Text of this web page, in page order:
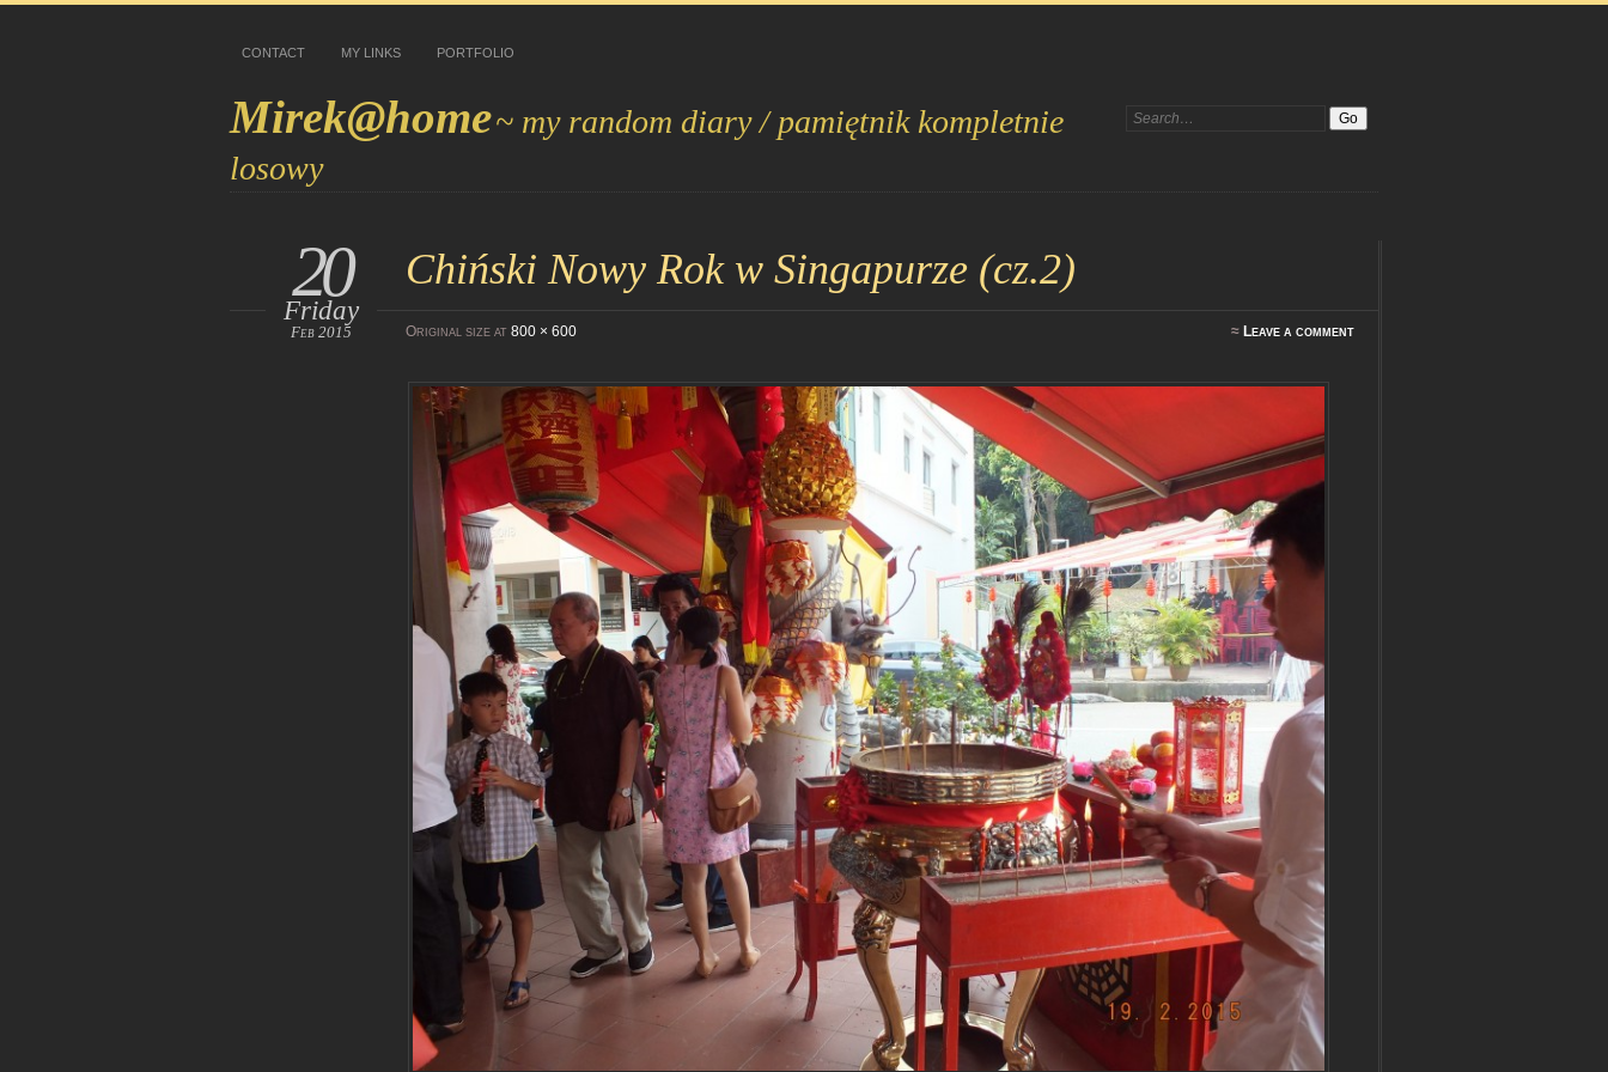
CONTACT MY LINKS PORTFOLIO
Mirek@home~ my random diary / pamiętnik kompletnie
losowy
Search:
Chiński Nowy Rok w Singapurze (cz.2)
20
Friday
Feb 2015 Original size at 800 × 600 ≈ Leave a comment